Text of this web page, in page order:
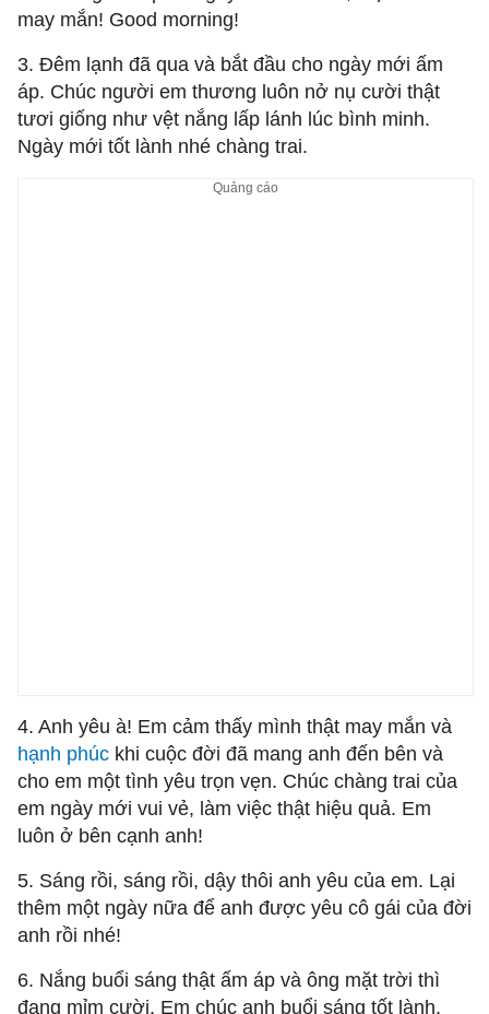
may mắn! Good morning!
3. Đêm lạnh đã qua và bắt đầu cho ngày mới ấm
áp. Chúc người em thương luôn nở nụ cười thật
tươi giống như vệt nắng lấp lánh lúc bình minh.
Ngày mới tốt lành nhé chàng trai.
4. Anh yêu à! Em cảm thấy mình thật may mắn và
hạnh phúc khi cuộc đời đã mang anh đến bên và
cho em một tình yêu trọn vẹn. Chúc chàng trai của
em ngày mới vui vẻ, làm việc thật hiệu quả. Em
luôn ở bên cạnh anh!
5. Sáng rồi, sáng rồi, dậy thôi anh yêu của em. Lại
thêm một ngày nữa để anh được yêu cô gái của đời
anh rồi nhé!
6. Nắng buổi sáng thật ấm áp và ông mặt trời thì
đang mỉm cười. Em chúc anh buổi sáng tốt lành,